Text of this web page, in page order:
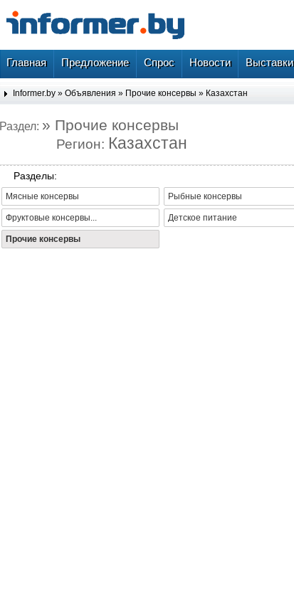
Главная Предложение Спрос Новости Выставки
Informer.by » Объявления » Прочие консервы » Казахстан
Раздел: » Прочие консервы
Регион: Казахстан
Разделы:
Мясные консервы Рыбные консервы
Фруктовые консервы... Детское питание
Прочие консервы